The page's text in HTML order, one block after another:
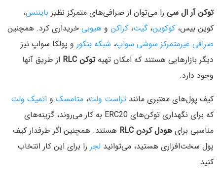
توکن آر ال سی را می‌توان از صرافی‌های متمرکز نظیر بایننس،
کوین بیس، کوکوین،گیت، کراکن و هیوبی خریداری کرد. همچنین
صرافی غیرمتمرکز سوشی سواپ، شبکه بنکور و پولکا سواپ نیز
دیگر بازارهایی هستند که امکان تهیهتوکن RLC
از طریق آنها
وجود دارد.
کیف پول‌های معتبری مانند تراست ولت، متامسک و اتمیک ولت
که برای نگهداری توکن‌های ERC20 به کار می‌روند، گزینه‌های
مناسبی برای هودل کردن RLC
هستند. همچنین اگر طرفدار کیف
پول سخت‌افزاری هستید، می‌توانید لجر را برای این کار انتخاب
کنید.